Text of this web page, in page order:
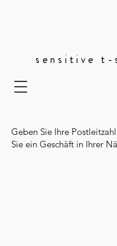
sensitive t-
Geben Sie Ihre
Sie ein Geschäft in Ihrer